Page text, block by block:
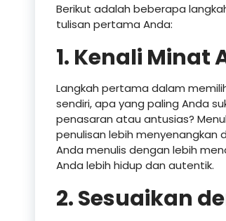
Berikut adalah beberapa
tulisan pertama Anda:
1. Kenali Minat
Langkah pertama dalam
sendiri, apa yang paling Anda
penasaran atau antusias?
penulisan lebih menyenangkan
Anda menulis dengan lebih
Anda lebih hidup dan autentik.
2. Sesuaikan